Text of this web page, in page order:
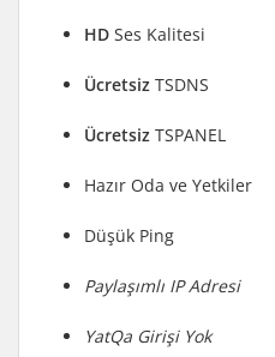
HD Ses Kalitesi
Ücretsiz TSDNS
Ücretsiz TSPANEL
Hazır Oda ve Yetkiler
Düşük Ping
Paylaşımlı IP Adresi
YatQa Girişi Yok